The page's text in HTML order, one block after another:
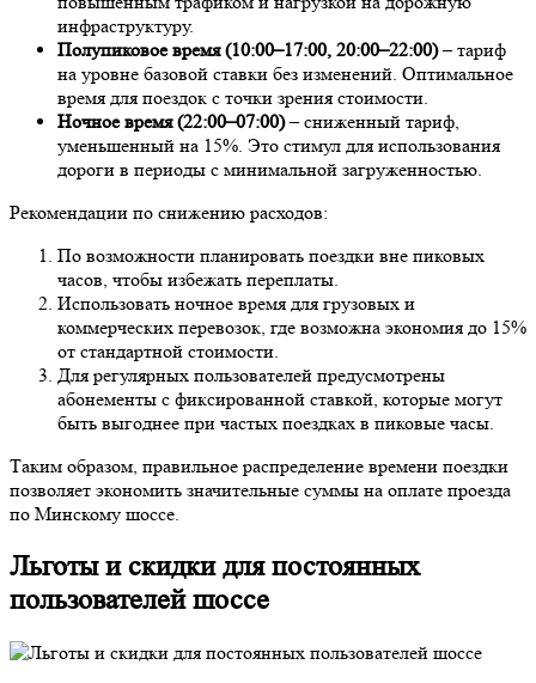
инфраструктуру.
Полупиковое время (10:00–17:00, 20:00–22:00)– тариф
на уровне базовой ставки без изменений. Оптимальное
время для поездок с точки зрения стоимости.
Ночное время (22:00–07:00)– сниженный тариф,
уменьшенный на 15%. Это стимул для использования
дороги в периоды с минимальной загруженностью.
Рекомендации по снижению расходов:
По возможности планировать поездки вне пиковых
часов, чтобы избежать переплаты.
Использовать ночное время для грузовых и
коммерческих перевозок, где возможна экономия до 15%
от стандартной стоимости.
Для регулярных пользователей предусмотрены
абонементы с фиксированной ставкой, которые могут
быть выгоднее при частых поездках в пиковые часы.
Таким образом, правильное распределение времени поездки
позволяет экономить значительные суммы на оплате проезда
по Минскому шоссе.
Льготы и скидки для постоянных
пользователей шоссе